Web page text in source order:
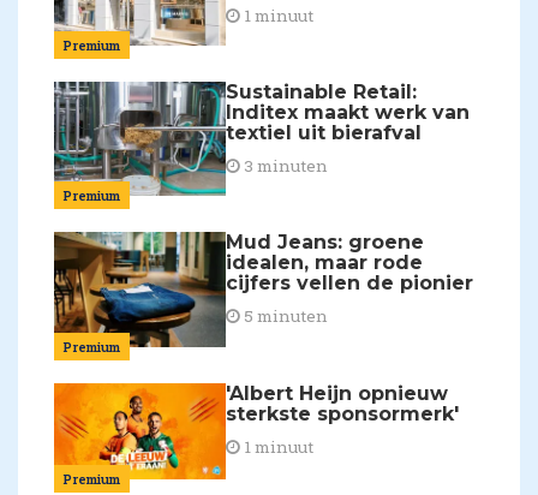
Premium
1 minuut
Premium
Sustainable Retail:
Inditex maakt werk van
textiel uit bierafval
3 minuten
Premium
Mud Jeans: groene
idealen, maar rode
cijfers vellen de pionier
5 minuten
Premium
'Albert Heijn opnieuw
sterkste sponsormerk'
1 minuut